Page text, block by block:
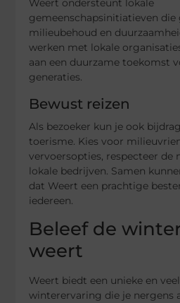
Weert ondersteunt lokale
gemeenschapsinitiatieven
milieubehoud en
werken met lokale
aan een duurzame toekomst
generaties.
Bewust reizen
Als bezoeker kun je ook
toerisme. Kies voor
vervoersopties, respecteer de
lokale bedrijven. Samen
dat Weert een prachtige
iedereen.
Beleef de
weert
Weert biedt een unieke en
winterervaring die je nergens